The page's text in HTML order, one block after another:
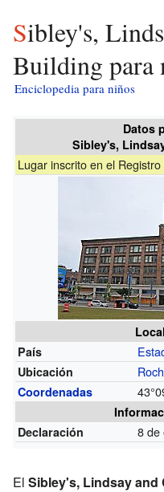
Sibley's, Lindsay and Curr
Building para
Enciclopedia para niños
Datos
Sibley's,
Lugar inscrito en el
País
Ubicación
Coordenadas
Declaración
8 de
El Sibley's, Lindsay and